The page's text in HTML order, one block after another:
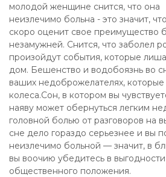
молодой женщине снится, что она
неизлечимо больна - это значит,
скоро оценит свое преимущество
незамужней. Снится, что заболел
произойдут события, которые
дом. Бешенство и водобоязнь во
ваших недоброжелателях, которые
колеса.Сон, в котором вы
наяву может обернуться легким
головной болью от разговоров на
сне дело гораздо серьезнее и вы
неизлечимо больной — значит, в
вы воочию убедитесь в выгодности
общественного положения.